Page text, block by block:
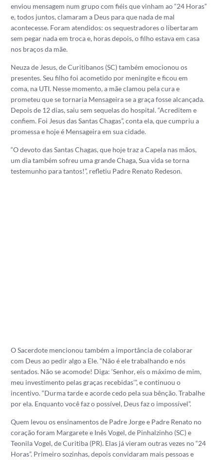
enviou mensagem num grupo com fiéis que vinham ao “24 Horas”
e, todos juntos, clamaram a Deus para que nada de mal
acontecesse. Foram atendidos: os sequestradores o libertaram
sem pegar nada em troca e, horas depois, o filho estava em casa
nos braços da mãe.
Neuza de Jesus, de Curitibanos (SC) também emocionou os
presentes. Seu filho foi acometido por meningite e ficou em
coma, na UTI. Nesse momento, a mãe clamou pela cura e
prometeu que se tornaria Mensageira se a graça fosse alcançada.
Depois de 12 dias, saiu sem sequelas do hospital. “Acreditem e
confiem. Foi Jesus das Santas Chagas”, conta ela, que cumpriu a
promessa e hoje é Mensageira em sua cidade.
“O devoto das Santas Chagas, que hoje traz a Capela nas mãos,
um dia também sofreu uma grande Chaga, Sua vida se torna
testemunho para tantos!”, refletiu Padre Renato Redeson.
O Sacerdote mencionou também a importância de colaborar
com Deus ao pedir algo a Ele. “Não é ele trabalhando e nós
sentados. Não se acomode! Diga: ‘Senhor, eis o máximo de mim,
meu investimento pelas graças recebidas’”, e continuou o
incentivo. “Durma tarde e acorde cedo pela sua bênção. Trabalhe
por ela. Enquanto você faz o possível, Deus faz o impossível”.
Quem levou os ensinamentos de Padre Jorge e Padre Renato no
coração foram Margarete e Inês Vogel, de Pinhalzinho (SC) e
Teonila Vogel, de Curitiba (PR). Elas já vieram outras vezes no “24
Horas”. Primeiro sozinhas, depois convidaram mais pessoas e